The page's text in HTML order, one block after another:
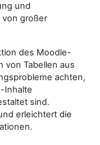
und
von großer
des Moodle-
von Tabellen aus
achten,
Inhalte
sind.
erleichtert die